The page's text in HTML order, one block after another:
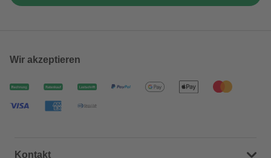
Wir akzeptieren
Kontakt